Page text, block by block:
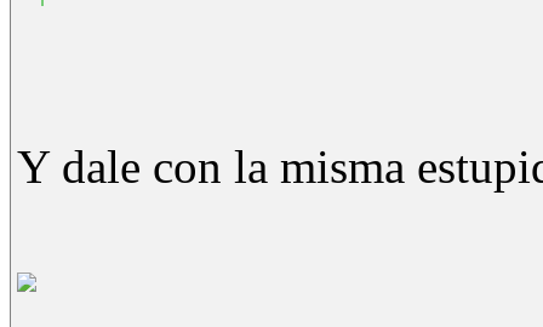
Y dale con la misma